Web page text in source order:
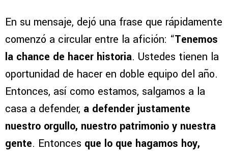
En su mensaje, dejó una frase que rápidamente
comenzó a circular entre la afición: “Tenemos
la chance de hacer historia. Ustedes tienen la
oportunidad de hacer en doble equipo del año.
Entonces, así como estamos, salgamos a la
casa a defender, a defender justamente
nuestro orgullo, nuestro patrimonio y nuestra
gente. Entonces que lo que hagamos hoy,